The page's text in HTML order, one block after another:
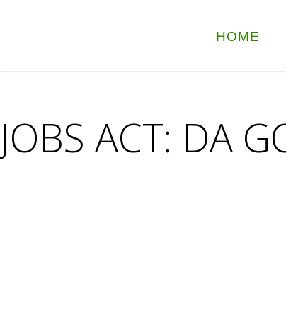
HOME
JOBS ACT: DA